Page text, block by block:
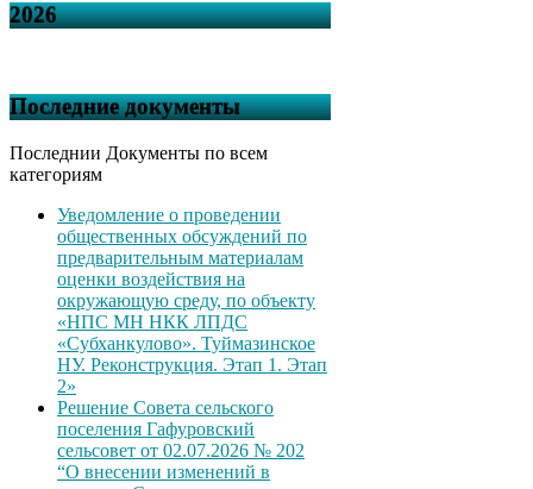
2026
Последние документы
Последнии Документы по всем
категориям
Уведомление о проведении
общественных обсуждений по
предварительным материалам
оценки воздействия на
окружающую среду, по объекту
«НПС МН НКК ЛПДС
«Субханкулово». Туймазинское
НУ. Реконструкция. Этап 1. Этап
2»
Решение Совета сельского
поселения Гафуровский
сельсовет от 02.07.2026 № 202
“О внесении изменений в